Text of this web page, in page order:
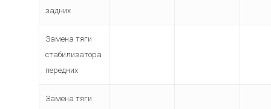
задних
Замена тяги
стабилизатора
передних
Замена тяги